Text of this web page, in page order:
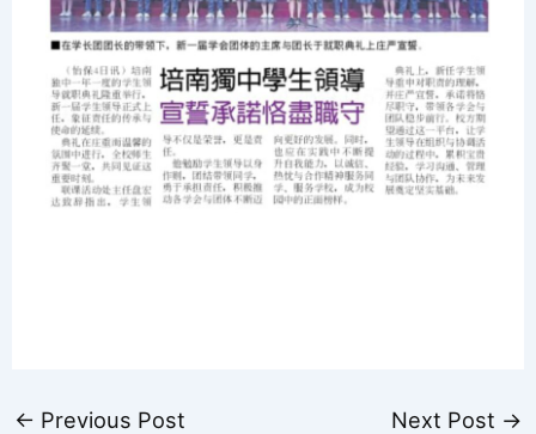
← Previous Post Next Post →